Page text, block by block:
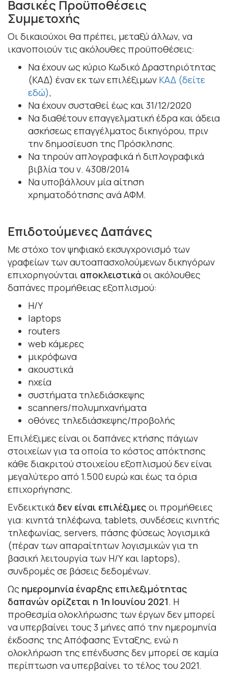
Βασικές Προϋποθέσεις
Συμμετοχής
Οι δικαιούχοι θα πρέπει, μεταξύ άλλων, να
ικανοποιούν τις ακόλουθες προϋποθέσεις:
Να έχουν ως κύριο Κωδικό Δραστηριότητας
(ΚΑΔ) έναν εκ των επιλέξιμων ΚΑΔ (δείτε
εδώ),
Να έχουν συσταθεί έως και 31/12/2020
Να διαθέτουν επαγγελματική έδρα και άδεια
ασκήσεως επαγγέλματος δικηγόρου, πριν
την δημοσίευση της Πρόσκλησης.
Να τηρούν απλογραφικά ή διπλογραφικά
βιβλία του ν. 4308/2014
Να υποβάλλουν μία αίτηση
χρηματοδότησης ανά ΑΦΜ.
Επιδοτούμενες Δαπάνες
Με στόχο τον ψηφιακό εκσυγχρονισμό των
γραφείων των αυτοαπασχολούμενων δικηγόρων
επιχορηγούνται αποκλειστικά οι ακόλουθες
δαπάνες προμήθειας εξοπλισμού:
Η/Υ
laptops
routers
web κάμερες
μικρόφωνα
ακουστικά
ηχεία
συστήματα τηλεδιάσκεψης
scanners/πολυμηχανήματα
οθόνες τηλεδιάσκεψης/προβολής
Επιλέξιμες είναι οι δαπάνες κτήσης πάγιων
στοιχείων για τα οποία το κόστος απόκτησης
κάθε διακριτού στοιχείου εξοπλισμού δεν είναι
μεγαλύτερο από 1.500 ευρώ και έως τα όρια
επιχορήγησης.
Ενδεικτικά δεν είναι επιλέξιμες οι προμήθειες
για: κινητά τηλέφωνα, tablets, συνδέσεις κινητής
τηλεφωνίας, servers, πάσης φύσεως λογισμικά
(πέραν των απαραίτητων λογισμικών για τη
βασική λειτουργία των Η/Υ και laptops),
συνδρομές σε βάσεις δεδομένων.
Ως ημερομηνία έναρξης επιλεξιμότητας
δαπανών ορίζεται η 1η Ιουνίου 2021. Η
προθεσμία ολοκλήρωσης των έργων δεν μπορεί
να υπερβαίνει τους 3 μήνες από την ημερομηνία
έκδοσης της Απόφασης Ένταξης, ενώ η
ολοκλήρωση της επένδυσης δεν μπορεί σε καμία
περίπτωση να υπερβαίνει το τέλος του 2021.